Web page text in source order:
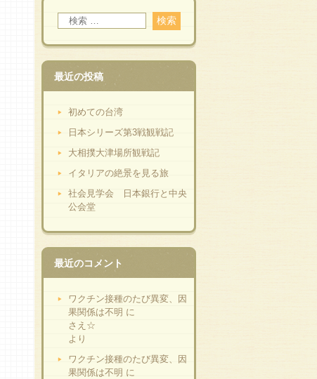
最近の投稿
初めての台湾
日本シリーズ第3戦観戦記
大相撲大津場所観戦記
イタリアの絶景を見る旅
社会見学会 日本銀行と中央
公会堂
最近のコメント
ワクチン接種のたび異変、因
果関係は不明 に
さえ☆
より
ワクチン接種のたび異変、因
果関係は不明 に